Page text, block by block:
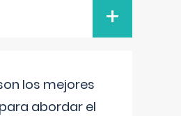
+
los mejores
abordar el